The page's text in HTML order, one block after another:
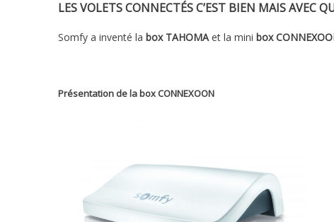
LES VOLETS CONNECTÉS C’EST BIEN MAIS AVEC
Somfy a inventé la box TAHOMAet la mini box
Présentation de la box CONNEXOON